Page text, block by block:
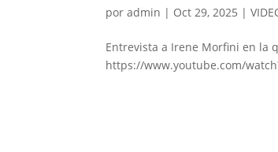
poradmin | Oct 29, 2025 |
Entrevista a Irene Morfini en la
https://www.youtube.com/